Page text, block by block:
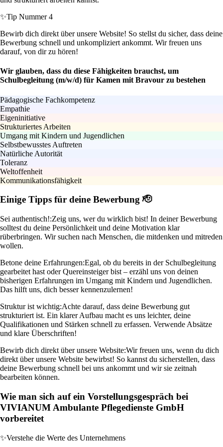
✨Tip Nummer 4
Bewirb dich direkt über unsere Website! So stellst du sicher, dass deine
Bewerbung schnell und unkompliziert ankommt. Wir freuen uns
darauf, von dir zu hören!
Wir glauben, dass du diese Fähigkeiten brauchst, um
Schulbegleitung (m/w/d) für Kamen mit Bravour zu bestehen
Pädagogische Fachkompetenz
Empathie
Eigeninitiative
Strukturiertes Arbeiten
Umgang mit Kindern und Jugendlichen
Selbstbewusstes Auftreten
Natürliche Autorität
Toleranz
Weltoffenheit
Kommunikationsfähigkeit
Einige Tipps für deine Bewerbung 🫡
Sei authentisch!:Zeig uns, wer du wirklich bist! In deiner Bewerbung
solltest du deine Persönlichkeit und deine Motivation klar
rüberbringen. Wir suchen nach Menschen, die mitdenken und mitreden
wollen.
Betone deine Erfahrungen:Egal, ob du bereits in der Schulbegleitung
gearbeitet hast oder Quereinsteiger bist – erzähl uns von deinen
bisherigen Erfahrungen im Umgang mit Kindern und Jugendlichen.
Das hilft uns, dich besser kennenzulernen!
Struktur ist wichtig:Achte darauf, dass deine Bewerbung gut
strukturiert ist. Ein klarer Aufbau macht es uns leichter, deine
Qualifikationen und Stärken schnell zu erfassen. Verwende Absätze
und klare Überschriften!
Bewirb dich direkt über unsere Website:Wir freuen uns, wenn du dich
direkt über unsere Website bewirbst! So kannst du sicherstellen, dass
deine Bewerbung schnell bei uns ankommt und wir sie zeitnah
bearbeiten können.
Wie man sich auf ein Vorstellungsgespräch bei
VIVIANUM Ambulante Pflegedienste GmbH
vorbereitet
✨Verstehe die Werte des Unternehmens